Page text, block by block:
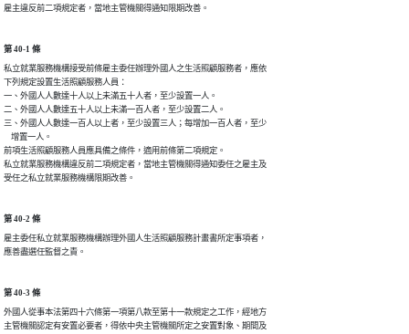
雇主違反前二項規定者，當地主管機關得通知限期改善。
第 40-1 條
私立就業服務機構接受前條雇主委任辦理外國人之生活照顧服務者，應依
下列規定設置生活照顧服務人員：
一、外國人人數達十人以上未滿五十人者，至少設置一人。
二、外國人人數達五十人以上未滿一百人者，至少設置二人。
三、外國人人數達一百人以上者，至少設置三人；每增加一百人者，至少
    增置一人。
前項生活照顧服務人員應具備之條件，適用前條第二項規定。
私立就業服務機構違反前二項規定者，當地主管機關得通知委任之雇主及
受任之私立就業服務機構限期改善。
第 40-2 條
雇主委任私立就業服務機構辦理外國人生活照顧服務計畫書所定事項者，
應善盡選任監督之責。
第 40-3 條
外國人從事本法第四十六條第一項第八款至第十一款規定之工作，經地方
主管機關認定有安置必要者，得依中央主管機關所定之安置對象、期間及